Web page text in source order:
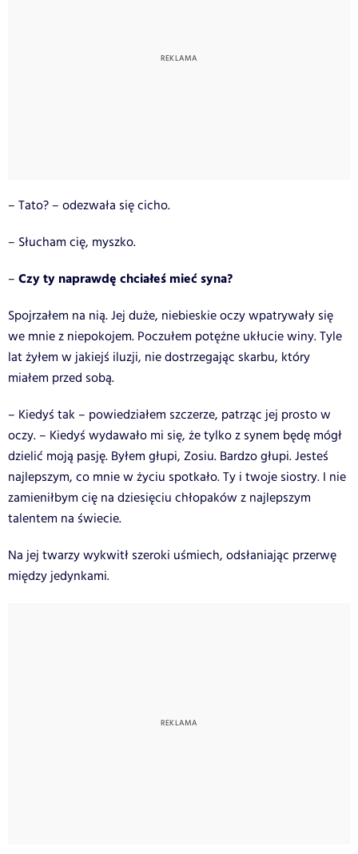
– Tato? – odezwała się cicho.
– Słucham cię, myszko.
– Czy ty naprawdę chciałeś mieć syna?
Spojrzałem na nią. Jej duże, niebieskie oczy wpatrywały się
we mnie z niepokojem. Poczułem potężne ukłucie winy. Tyle
lat żyłem w jakiejś iluzji, nie dostrzegając skarbu, który
miałem przed sobą.
– Kiedyś tak – powiedziałem szczerze, patrząc jej prosto w
oczy. – Kiedyś wydawało mi się, że tylko z synem będę mógł
dzielić moją pasję. Byłem głupi, Zosiu. Bardzo głupi. Jesteś
najlepszym, co mnie w życiu spotkało. Ty i twoje siostry. I nie
zamieniłbym cię na dziesięciu chłopaków z najlepszym
talentem na świecie.
Na jej twarzy wykwitł szeroki uśmiech, odsłaniając przerwę
między jedynkami.